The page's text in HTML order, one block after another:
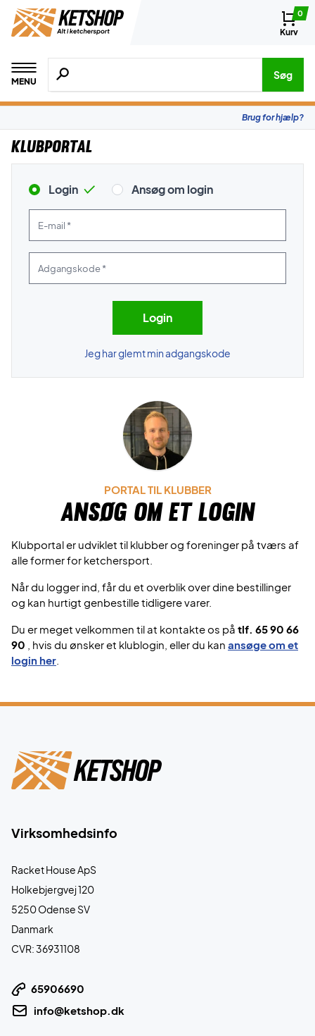
0
Kurv
MENU
Søg efter produkter, mærker etc.
Søg
Brug for hjælp?
Klubportal
Login Ansøg om login
Jeg har glemt min adgangskode
PORTAL TIL KLUBBER
Ansøg om et login
Klubportal er udviklet til klubber og foreninger på tværs af
alle former for ketchersport.
Når du logger ind, får du et overblik over dine bestillinger
og kan hurtigt genbestille tidligere varer.
Du er meget velkommen til at kontakte os på tlf. 65 90 66
90
, hvis du ønsker et klublogin, eller du kan ansøge om et
login her
Virksomhedsinfo
Racket House ApS
Holkebjergvej 120
5250 Odense SV
Danmark
CVR: 36931108
65906690
info@ketshop.dk